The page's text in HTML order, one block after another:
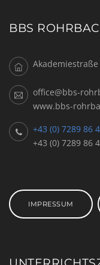
BBS
office@bbs-
www.bbs-
+43 (0) 7289 86
+43 (0) 7289 86
IMPRESSUM